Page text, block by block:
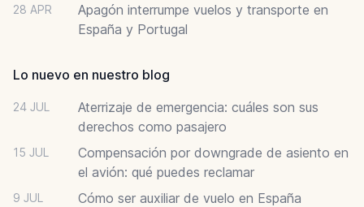
28 APR
Apagón interrumpe vuelos y transporte en
España y Portugal
Lo nuevo en nuestro blog
24 JUL
Aterrizaje de emergencia: cuáles son sus
derechos como pasajero
15 JUL
Compensación por downgrade de asiento en
el avión: qué puedes reclamar
9 JUL Cómo ser auxiliar de vuelo en España